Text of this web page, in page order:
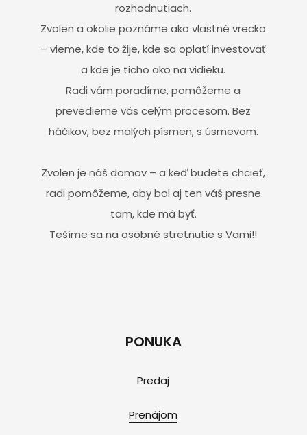
rozhodnutiach.
Zvolen a okolie poznáme ako vlastné vrecko
– vieme, kde to žije, kde sa oplatí investovať
a kde je ticho ako na vidieku.
Radi vám poradíme, pomôžeme a
prevedieme vás celým procesom. Bez
háčikov, bez malých písmen, s úsmevom.
Zvolen je náš domov – a keď budete chcieť,
radi pomôžeme, aby bol aj ten váš presne
tam, kde má byť.
Tešíme sa na osobné stretnutie s Vami!!
PONUKA
Predaj
Prenájom